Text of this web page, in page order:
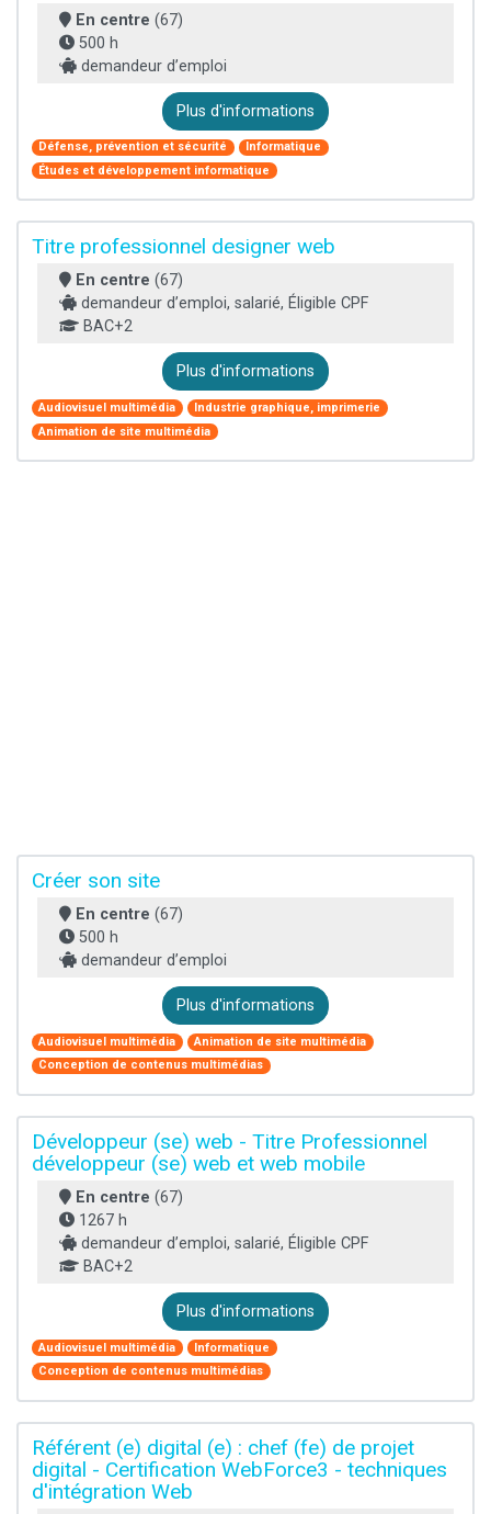
En centre (67)
500 h
demandeur d’emploi
Plus d'informations
Défense, prévention et sécurité
Informatique
Études et développement informatique
Titre professionnel designer web
En centre (67)
demandeur d’emploi, salarié, Éligible CPF
BAC+2
Plus d'informations
Audiovisuel multimédia
Industrie graphique, imprimerie
Animation de site multimédia
Créer son site
En centre (67)
500 h
demandeur d’emploi
Plus d'informations
Audiovisuel multimédia
Animation de site multimédia
Conception de contenus multimédias
Développeur (se) web - Titre Professionnel
développeur (se) web et web mobile
En centre (67)
1267 h
demandeur d’emploi, salarié, Éligible CPF
BAC+2
Plus d'informations
Audiovisuel multimédia
Informatique
Conception de contenus multimédias
Référent (e) digital (e) : chef (fe) de projet
digital - Certification WebForce3 - techniques
d'intégration Web